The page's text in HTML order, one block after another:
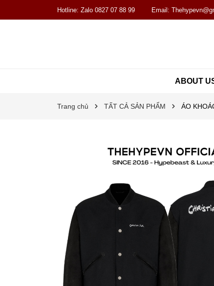
Hotline: Zalo 0827 07 88 99 Email:
ABOUT
Trang chủ TẤT CẢ SẢN PHẨM ÁO